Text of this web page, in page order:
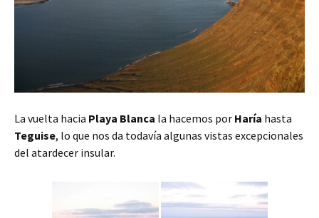
La vuelta hacia Playa Blanca la hacemos por Haría hasta
Teguise, lo que nos da todavía algunas vistas excepcionales
del atardecer insular.